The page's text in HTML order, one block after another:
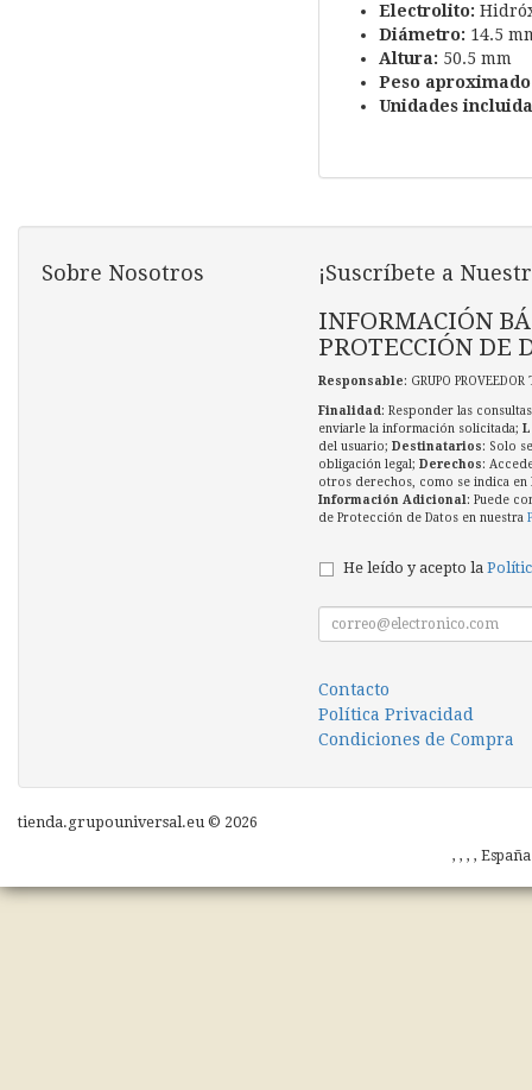
Electrolito:
Diámetro: 14.5
Altura: 50.5 mm
Peso
Unidades
Sobre Nosotros ¡Suscríbete a
INFORMACIÓN
PROTECCIÓN DE
Responsable: GRUPO
Finalidad : Responder las
enviarle la información solicitada;
del usuario; Destinatarios: Solo
obligación legal; Derechos:
otros derechos, como se indica en
Información Adicional : Puede
de Protección de Datos en nuestra
He leído y acepto la
Contacto
Política Privacidad
Condiciones de Compra
tienda.grupouniversal.eu © 2026
, , , ,